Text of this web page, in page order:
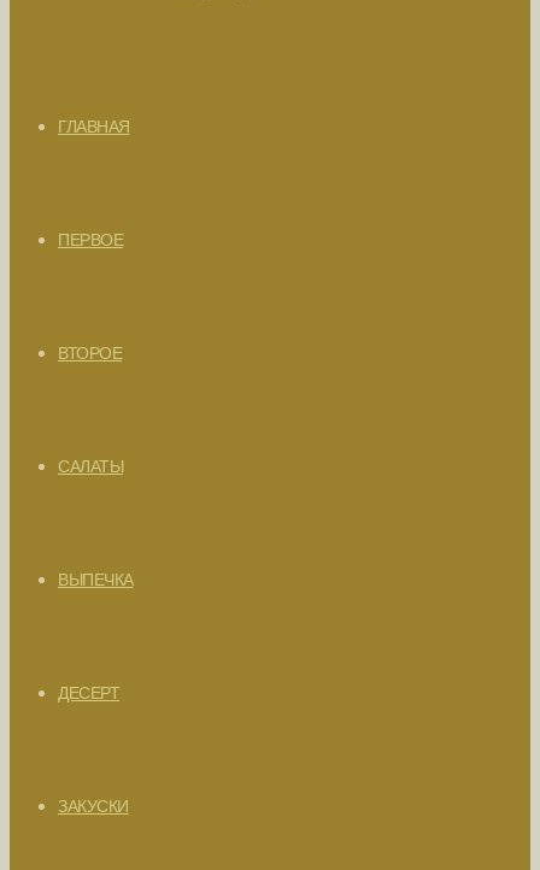
ГЛАВНАЯ
ПЕРВОЕ
ВТОРОЕ
САЛАТЫ
ВЫПЕЧКА
ДЕСЕРТ
ЗАКУСКИ